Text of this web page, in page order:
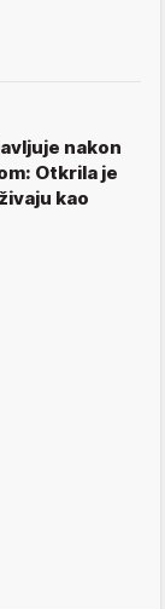
nakon
Otkrila je
kao